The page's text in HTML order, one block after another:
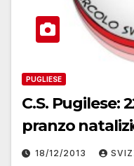
PUGLIESE
C.S. Pugilese:
pranzo
18/12/2013